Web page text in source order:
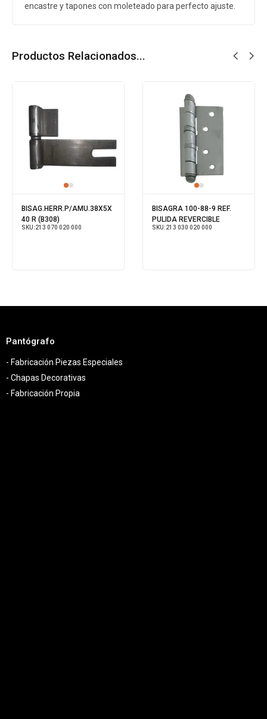
encastre y tapones con moleteado para perfecto ajuste.
Productos Relacionados...
BISAG.HERR.P/AMU.38X5X
40 R (B308)
SKU:213 070 020 000
BISAGRA 100-88-9 REF.
PULIDA REVERCIBLE
SKU:213 030 020 000
Pantógrafo
- Fabricación Piezas Especiales
- Chapas Decorativas
- Fabricación Propia